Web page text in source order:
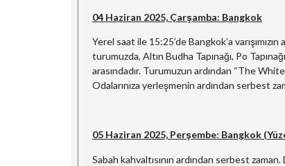
04 Haziran 2025, Çarşamba: Bangkok
Yerel saat ile 15:25’de Bangkok’a
turumuzda, Altın Budha Tapınağı, Po
arasındadır. Turumuzun ardından “The
Odalarınıza yerleşmenin ardından serbest
05 Haziran 2025, Perşembe: Bangkok
Sabah kahvaltısının ardından serbest